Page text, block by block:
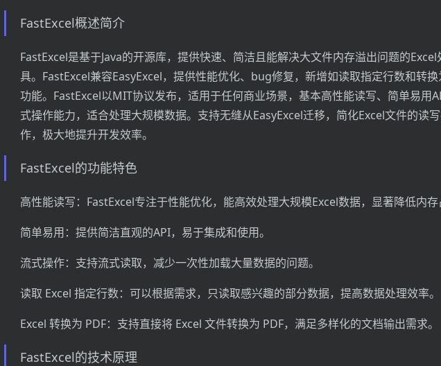
FastExcel概述简介
FastExcel是基于Java的开源库，提供快速、简洁且能解决大文件内存溢出问题的Excel
具。FastExcel兼容EasyExcel，提供性能优化、bug修复，新增如读取指定行数和转换
功能。FastExcel以MIT协议发布，适用于任何商业场景，基本高性能读写、简单易用
式操作能力，适合处理大规模数据。支持无缝从EasyExcel迁移，简化Excel文件的读
作，极大地提升开发效率。
FastExcel的功能特色
高性能读写：FastExcel专注于性能优化，能高效处理大规模Excel数据，显著降低内存
简单易用：提供简洁直观的API，易于集成和使用。
流式操作：支持流式读取，减少一次性加载大量数据的问题。
读取 Excel 指定行数：可以根据需求，只读取感兴趣的部分数据，提高数据处理效率。
Excel 转换为 PDF：支持直接将 Excel 文件转换为 PDF，满足多样化的文档输出需求。
FastExcel的技术原理